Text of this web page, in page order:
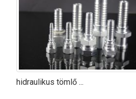
hidraulikus tömlő ...